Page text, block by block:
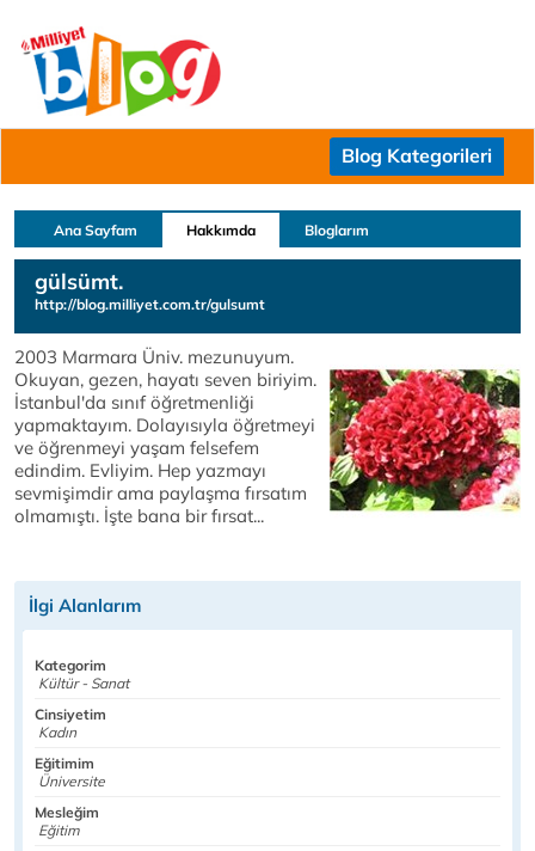
Blog Kategorileri
Ana Sayfam Hakkımda Bloglarım
gülsümt.
http://blog.milliyet.com.tr/gulsumt
2003 Marmara Üniv. mezunuyum.
Okuyan, gezen, hayatı seven biriyim.
İstanbul'da sınıf öğretmenliği
yapmaktayım. Dolayısıyla öğretmeyi
ve öğrenmeyi yaşam felsefem
edindim. Evliyim. Hep yazmayı
sevmişimdir ama paylaşma fırsatım
olmamıştı. İşte bana bir fırsat...
İlgi Alanlarım
Kategorim
Kültür - Sanat
Cinsiyetim
Kadın
Eğitimim
Üniversite
Mesleğim
Eğitim